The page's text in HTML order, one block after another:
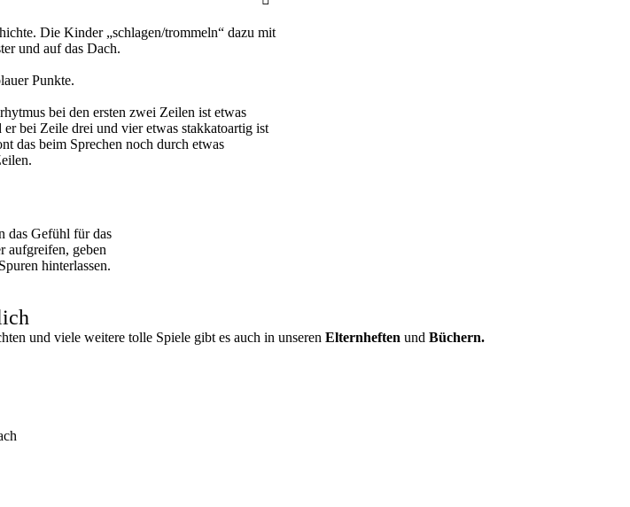
Die Kinder „schlagen/trommeln“ dazu mit
und auf das Dach.
Punkte.
bei den ersten zwei Zeilen ist etwas
bei Zeile drei und vier etwas stakkatoartig ist
das beim Sprechen noch durch etwas
das Gefühl für das
aufgreifen, geben
hinterlassen.
und viele weitere tolle Spiele gibt es auch in unserenElternheftenund Büchern.